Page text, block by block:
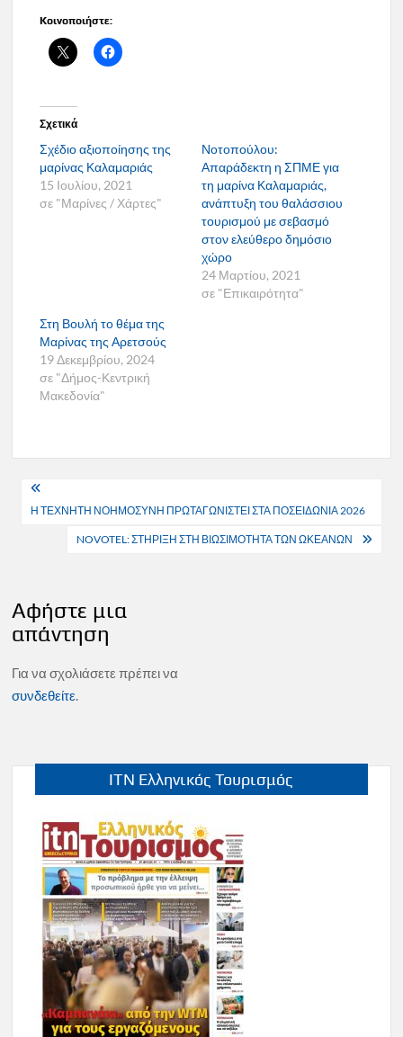
Κοινοποιήστε:
Σχετικά
Σχέδιο αξιοποίησης της
μαρίνας Καλαμαριάς
15 Ιουλίου, 2021
σε "Μαρίνες / Χάρτες"
Νοτοπούλου:
Απαράδεκτη η ΣΠΜΕ για
τη μαρίνα Καλαμαριάς,
ανάπτυξη του θαλάσσιου
τουρισμού με σεβασμό
στον ελεύθερο δημόσιο
χώρο
24 Μαρτίου, 2021
σε "Επικαιρότητα"
Στη Βουλή το θέμα της
Μαρίνας της Αρετσούς
19 Δεκεμβρίου, 2024
σε "Δήμος-Κεντρική
Μακεδονία"
Πλοήγηση
άρθρων
Η ΤΕΧΝΗΤΗ ΝΟΗΜΟΣΥΝΗ ΠΡΩΤΑΓΩΝΙΣΤΕΙ ΣΤΑ ΠΟΣΕΙΔΩΝΙΑ 2026
NOVOTEL: ΣΤΗΡΙΞΗ ΣΤΗ ΒΙΩΣΙΜΟΤΗΤΑ ΤΩΝ ΩΚΕΑΝΩΝ
Αφήστε μια
απάντηση
Για να σχολιάσετε πρέπει να
συνδεθείτε.
ITN Ελληνικός Τουρισμός